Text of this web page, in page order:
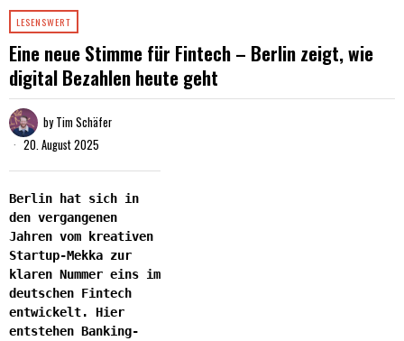
LESENSWERT
Eine neue Stimme für Fintech – Berlin zeigt, wie
digital Bezahlen heute geht
byTim Schäfer
20. August 2025
Berlin hat sich in
den vergangenen
Jahren vom kreativen
Startup-Mekka zur
klaren Nummer eins im
deutschen Fintech
entwickelt. Hier
entstehen Banking-